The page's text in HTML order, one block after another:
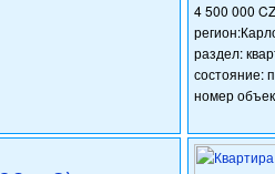
4 500 000
раздел:
состояние:
номер